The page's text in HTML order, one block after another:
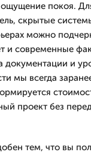
ощущение покоя.
скрытые
можно
и современные
документации и
мы всегда
проект без
тем, что вы